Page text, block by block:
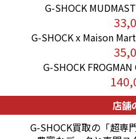
G-SHOCK
G-SHOCK x Maison
G-SHOCK
店舗
G-SHOCK買取の「超専